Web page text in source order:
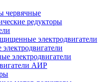
червячные
редукторы
электродвигатели
электродвигатели
АИР